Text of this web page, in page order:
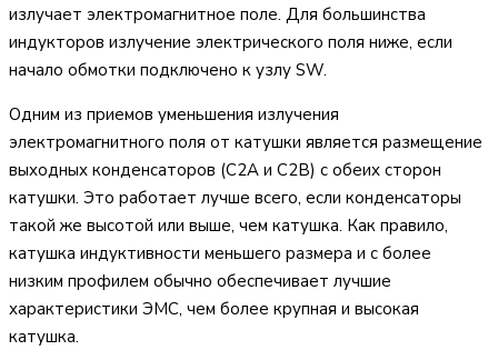
излучает электромагнитное поле. Для большинства
индукторов излучение электрического поля ниже, если
начало обмотки подключено к узлу SW.
Одним из приемов уменьшения излучения
электромагнитного поля от катушки является размещение
выходных конденсаторов (C2A и C2B) с обеих сторон
катушки. Это работает лучше всего, если конденсаторы
такой же высотой или выше, чем катушка. Как правило,
катушка индуктивности меньшего размера и с более
низким профилем обычно обеспечивает лучшие
характеристики ЭМС, чем более крупная и высокая
катушка.